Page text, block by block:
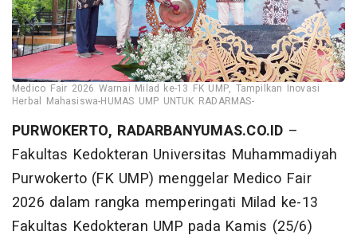
Medico Fair 2026 Warnai Milad ke-13 FK UMP, Tampilkan Inovasi
Herbal Mahasiswa-HUMAS UMP UNTUK RADARMAS-
PURWOKERTO, RADARBANYUMAS.CO.ID –
Fakultas Kedokteran Universitas Muhammadiyah
Purwokerto (FK UMP) menggelar Medico Fair
2026 dalam rangka memperingati Milad ke-13
Fakultas Kedokteran UMP pada Kamis (25/6)